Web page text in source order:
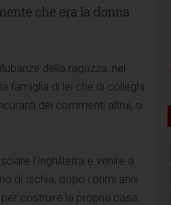
che era la donna
della ragazza, nel
famiglia di lei che di colleghi
dei commenti altrui, si
l’Inghilterra e venire a
di Ischia; dopo i primi anni
costruire la propria casa.